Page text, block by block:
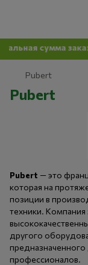
заказ на сайте
Pubert
Pubert
Pubert — это
которая на
позиции в
техники.
другого
предназначенного
профессионалов.